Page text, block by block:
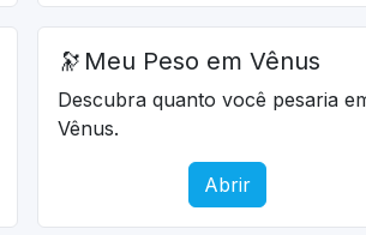
🔭 Meu Peso em Vênus
Descubra quanto você pesaria
Vênus.
Abrir